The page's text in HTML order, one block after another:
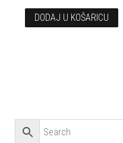
DODAJ U KOŠARICU